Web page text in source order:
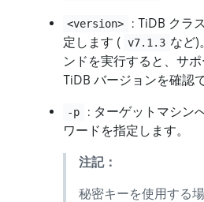
<version>
: TiDB クラ
定します ( v7.1.3 など)
ンドを実行すると、サ
TiDB バージョンを確認
-p
: ターゲットマシン
ワードを指定します。
注記：
秘密キーを使用する